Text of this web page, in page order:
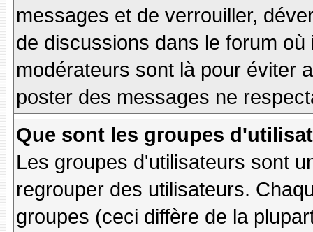
messages et de verrouiller,
de discussions dans le forum
modérateurs sont là pour éviter
poster des messages ne
Que sont les groupes
Les groupes d'utilisateurs sont
regrouper des utilisateurs.
groupes (ceci diffère de la